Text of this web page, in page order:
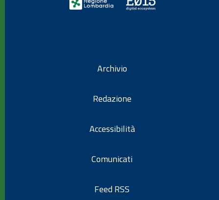
Archivio
Redazione
Accessibilità
Comunicati
Feed RSS